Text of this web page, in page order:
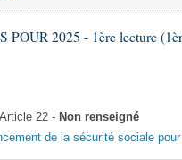
POUR 2025 - 1ère lecture
22 - Non renseigné
de la sécurité sociale pour